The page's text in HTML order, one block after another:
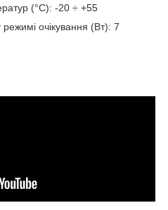
(°C): -20 ÷ +55
очікування (Вт): 7